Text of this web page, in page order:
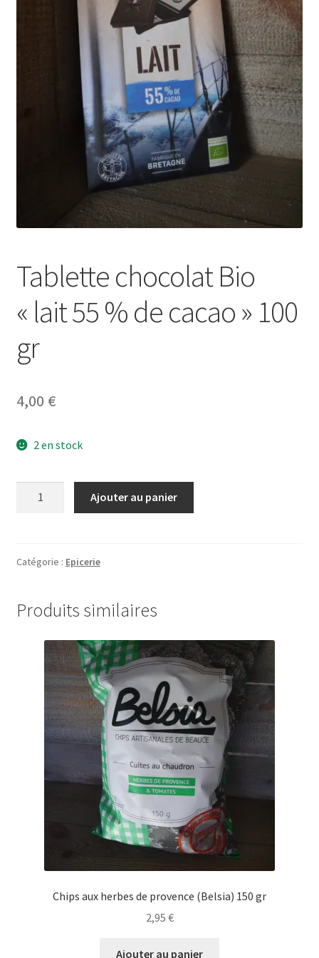
Tablette chocolat Bio
« lait 55 % de cacao » 100
gr
4,00 €
2 en stock
Bio
%
Ajouter au panier
Catégorie : Epicerie
Produits similaires
Chips aux herbes de provence (Belsia) 150 gr
2,95 €
Ajouter au panier